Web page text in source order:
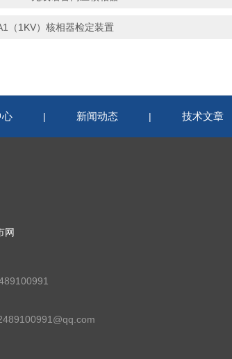
（1KV）核相器检定装置
心 | 新闻动态 | 技术文章
网